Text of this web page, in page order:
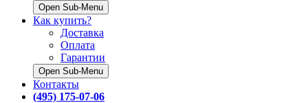
Open Sub-Menu
Как купить?
Доставка
Оплата
Гарантии
Open Sub-Menu
Контакты
(495) 175-07-06